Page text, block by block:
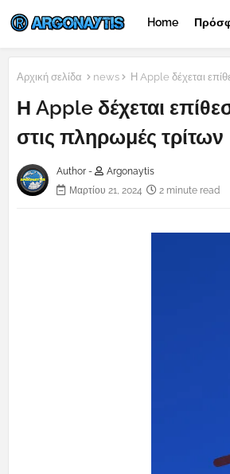
Home
Αρχική σελίδα news Η Apple δέχεται
Η Apple δέχεται
στις πληρωμές τρίτων
Author -
Argonaytis
Μαρτίου 21, 2024
2 minute read